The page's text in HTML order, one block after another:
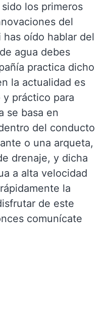
los primeros
del
oído hablar del
agua debes
practica dicho
la actualidad es
práctico para
se basa en
del conducto
o una arqueta,
drenaje, y dicha
a alta velocidad
la
de este
comunícate